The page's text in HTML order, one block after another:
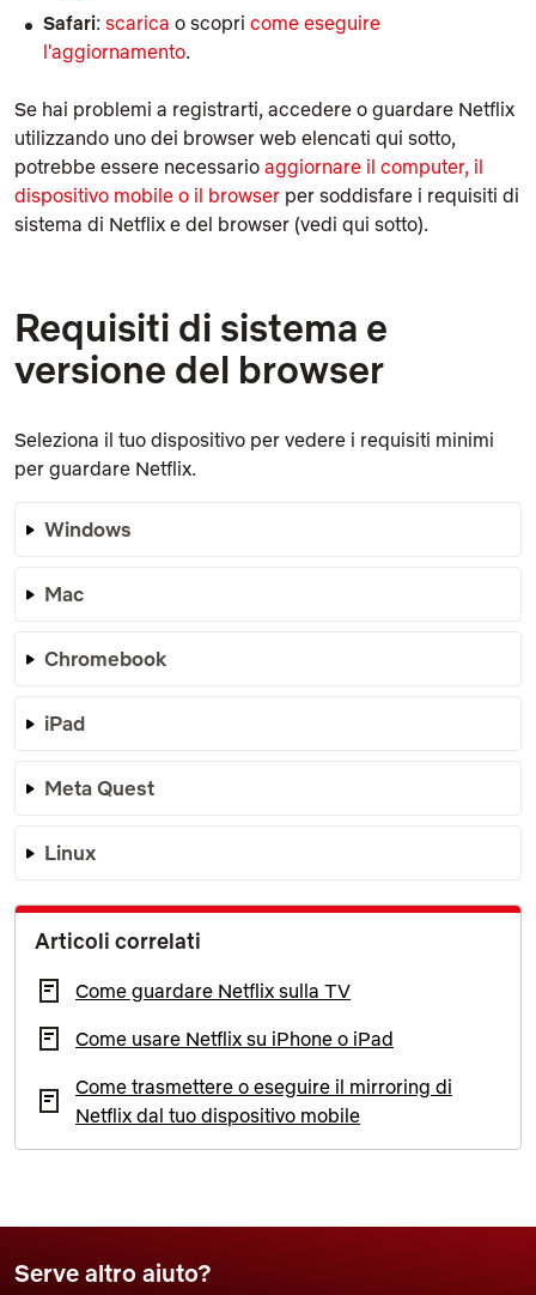
Safari: scarica o scopri come eseguire
l'aggiornamento.
Se hai problemi a registrarti, accedere o guardare Netflix
utilizzando uno dei browser web elencati qui sotto,
potrebbe essere necessario aggiornare il computer, il
dispositivo mobile o il browser per soddisfare i requisiti di
sistema di Netflix e del browser (vedi qui sotto).
Requisiti di sistema e
versione del browser
Seleziona il tuo dispositivo per vedere i requisiti minimi
per guardare Netflix.
Windows
Mac
Chromebook
iPad
Meta Quest
Linux
Articoli correlati
Come guardare Netflix sulla TV
Come usare Netflix su iPhone o iPad
Come trasmettere o eseguire il mirroring di
Netflix dal tuo dispositivo mobile
Serve altro aiuto?